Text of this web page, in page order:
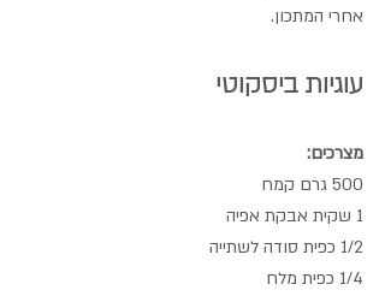
אחרי המתכון.
עוגיות ביסקוטי
מצרכים:
500 גרם קמח
1 שקית אבקת אפיה
1/2 כפית סודה לשתייה
1/4 כפית מלח